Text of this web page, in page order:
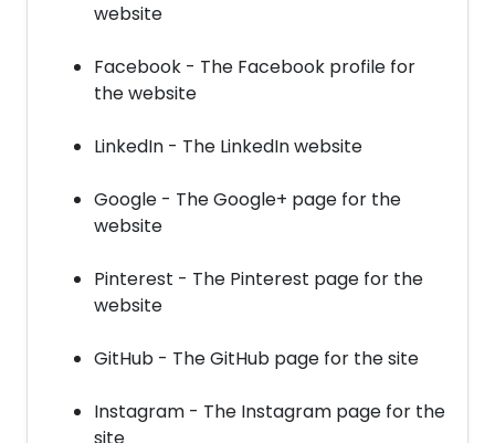
website
Facebook - The Facebook profile for
the website
LinkedIn - The LinkedIn website
Google - The Google+ page for the
website
Pinterest - The Pinterest page for the
website
GitHub - The GitHub page for the site
Instagram - The Instagram page for the